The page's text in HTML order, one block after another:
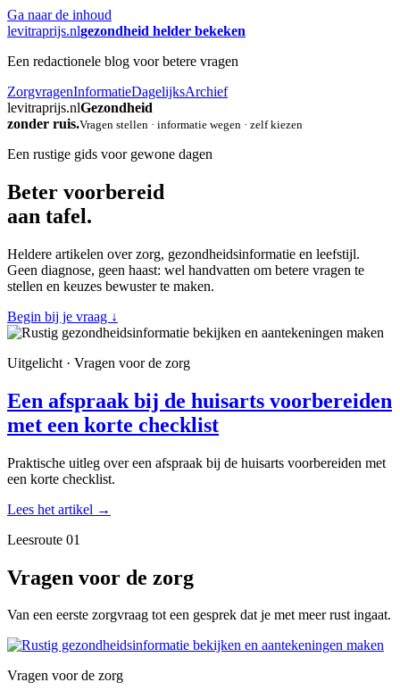
Ga naar de inhoud
levitraprijs.nlgezondheid helder bekeken
Een redactionele blog voor betere vragen
ZorgvragenInformatieDagelijksArchief
levitraprijs.nlGezondheid
zonder ruis.Vragen stellen · informatie wegen · zelf kiezen
Een rustige gids voor gewone dagen
Beter voorbereid
aan tafel.
Heldere artikelen over zorg, gezondheidsinformatie en leefstijl.
Geen diagnose, geen haast: wel handvatten om betere vragen te
stellen en keuzes bewuster te maken.
Begin bij je vraag ↓
Uitgelicht · Vragen voor de zorg
Een afspraak bij de huisarts voorbereiden
met een korte checklist
Praktische uitleg over een afspraak bij de huisarts voorbereiden met
een korte checklist.
Lees het artikel →
Leesroute 01
Vragen voor de zorg
Van een eerste zorgvraag tot een gesprek dat je met meer rust ingaat.
Vragen voor de zorg